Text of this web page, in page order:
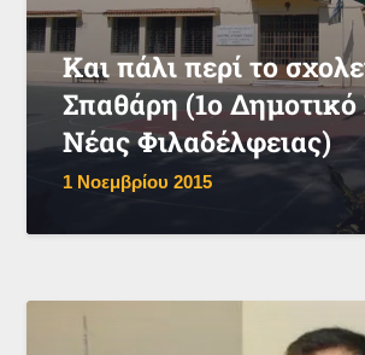
Και πάλι περί το
Σπαθάρη (1ο Δημοτικό
Νέας Φιλαδέλφειας)
1 Νοεμβρίου 2015